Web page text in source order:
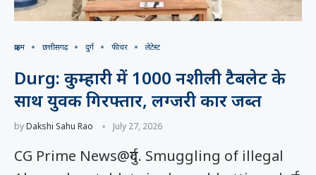
क्राइम छत्तीसगढ़ दुर्ग फीचर लेटेस्ट
Durg: कुम्हारी में 1000 नशीली टैबलेट के
साथ युवक गिरफ्तार, लग्जरी कार जब्त
byDakshi Sahu Rao July 27, 2026
CG Prime News@दुर्ग. Smuggling of illegal